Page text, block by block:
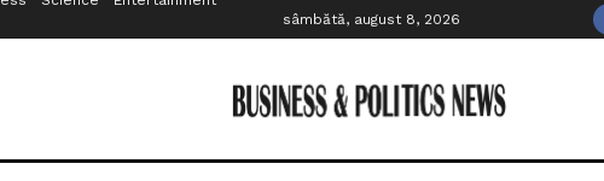
sâmbătă, august 8, 2026